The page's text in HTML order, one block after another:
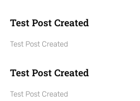
Test Post Created
Test Post Created
Test Post Created
Test Post Created